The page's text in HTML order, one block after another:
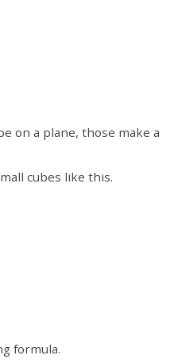
on a plane, those make a
cubes like this.
formula.